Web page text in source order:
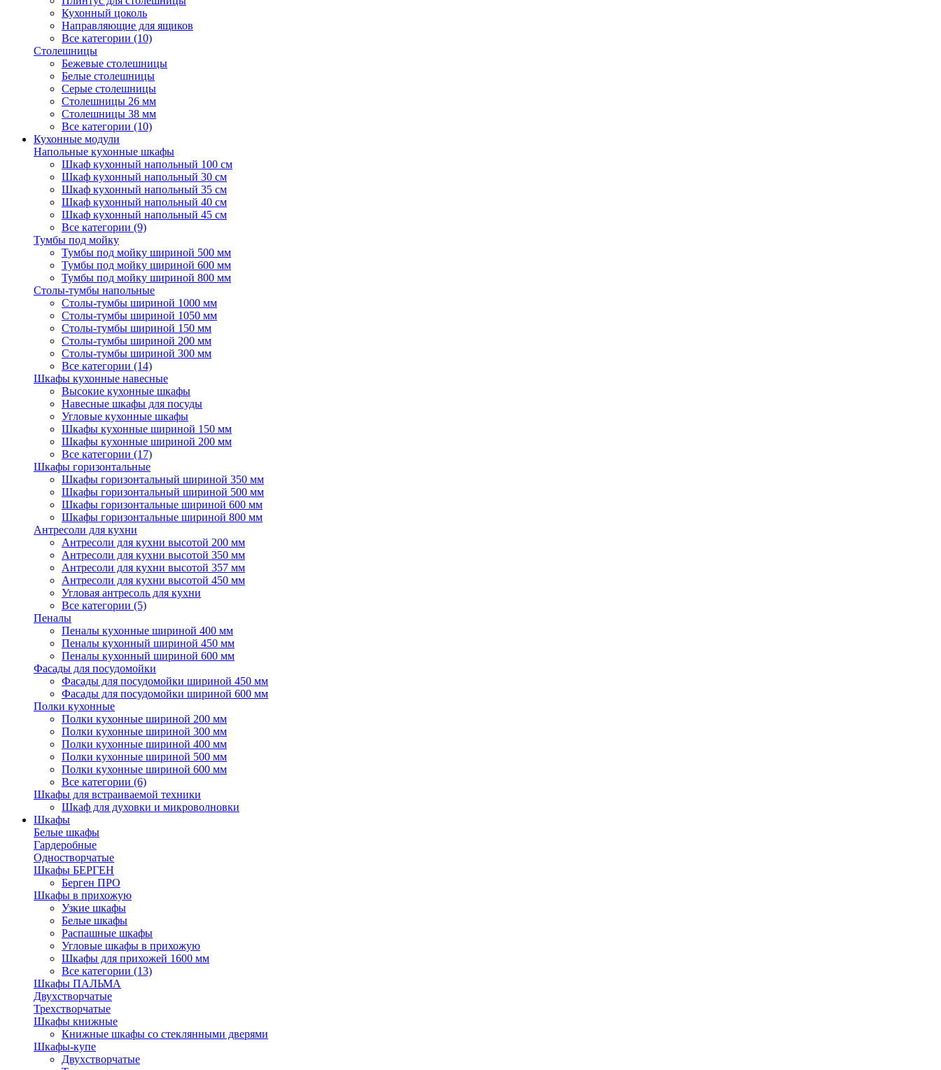
Кухонный цоколь
Направляющие для ящиков
Все категории (10)
Столешницы
Бежевые столешницы
Белые столешницы
Серые столешницы
Столешницы 26 мм
Столешницы 38 мм
Все категории (10)
Кухонные модули
Напольные кухонные шкафы
Шкаф кухонный напольный 100 см
Шкаф кухонный напольный 30 см
Шкаф кухонный напольный 35 см
Шкаф кухонный напольный 40 см
Шкаф кухонный напольный 45 см
Все категории (9)
Тумбы под мойку
Тумбы под мойку шириной 500 мм
Тумбы под мойку шириной 600 мм
Тумбы под мойку шириной 800 мм
Столы-тумбы напольные
Столы-тумбы шириной 1000 мм
Столы-тумбы шириной 1050 мм
Столы-тумбы шириной 150 мм
Столы-тумбы шириной 200 мм
Столы-тумбы шириной 300 мм
Все категории (14)
Шкафы кухонные навесные
Высокие кухонные шкафы
Навесные шкафы для посуды
Угловые кухонные шкафы
Шкафы кухонные шириной 150 мм
Шкафы кухонные шириной 200 мм
Все категории (17)
Шкафы горизонтальные
Шкафы горизонтальный шириной 350 мм
Шкафы горизонтальный шириной 500 мм
Шкафы горизонтальные шириной 600 мм
Шкафы горизонтальные шириной 800 мм
Антресоли для кухни
Антресоли для кухни высотой 200 мм
Антресоли для кухни высотой 350 мм
Антресоли для кухни высотой 357 мм
Антресоли для кухни высотой 450 мм
Угловая антресоль для кухни
Все категории (5)
Пеналы
Пеналы кухонные шириной 400 мм
Пеналы кухонный шириной 450 мм
Пеналы кухонный шириной 600 мм
Фасады для посудомойки
Фасады для посудомойки шириной 450 мм
Фасады для посудомойки шириной 600 мм
Полки кухонные
Полки кухонные шириной 200 мм
Полки кухонные шириной 300 мм
Полки кухонные шириной 400 мм
Полки кухонные шириной 500 мм
Полки кухонные шириной 600 мм
Все категории (6)
Шкафы для встраиваемой техники
Шкаф для духовки и микроволновки
Шкафы
Белые шкафы
Гардеробные
Одностворчатые
Шкафы БЕРГЕН
Берген ПРО
Шкафы в прихожую
Узкие шкафы
Белые шкафы
Распашные шкафы
Угловые шкафы в прихожую
Шкафы для прихожей 1600 мм
Все категории (13)
Шкафы ПАЛЬМА
Двухстворчатые
Трехстворчатые
Шкафы книжные
Книжные шкафы со стеклянными дверями
Шкафы-купе
Двухстворчатые